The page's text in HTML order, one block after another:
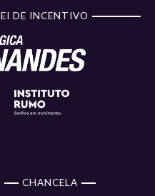
DE INCENTIVO
CHANCELA